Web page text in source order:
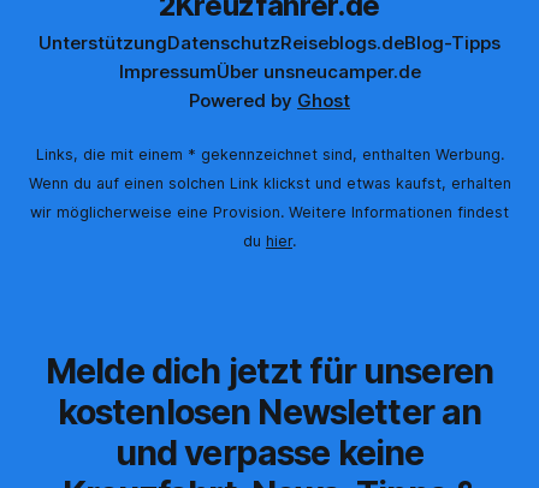
UnterstützungDatenschutzReiseblogs.deBlog-Tipps
ImpressumÜber unsneucamper.de
Powered by Ghost
Links, die mit einem * gekennzeichnet sind, enthalten Werbung.
Wenn du auf einen solchen Link klickst und etwas kaufst, erhalten
wir möglicherweise eine Provision. Weitere Informationen findest
du hier.
Melde dich jetzt für unseren
kostenlosen Newsletter an
und verpasse keine